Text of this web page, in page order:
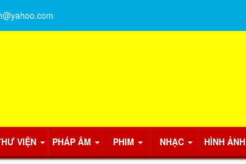
VIỆN PHÁP ÂM PHIM NHẠC HÌNH ẢNH